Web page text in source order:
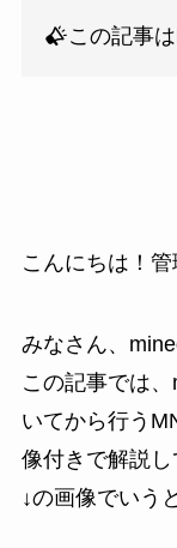
この記事
こんにちは！管
みなさん、
この記事では
いてから行う
像付きで解説し
↓の画像でいう